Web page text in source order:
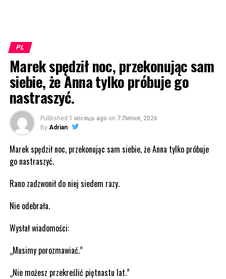
PL
Marek spędził noc, przekonując sam
siebie, że Anna tylko próbuje go
nastraszyć.
Published 1 місяць ago on 7 Липня, 2026
By Adrian
Marek spędził noc, przekonując sam siebie, że Anna tylko próbuje
go nastraszyć.
Rano zadzwonił do niej siedem razy.
Nie odebrała.
Wysłał wiadomości:
„Musimy porozmawiać.”
„Nie możesz przekreślić piętnastu lat.”